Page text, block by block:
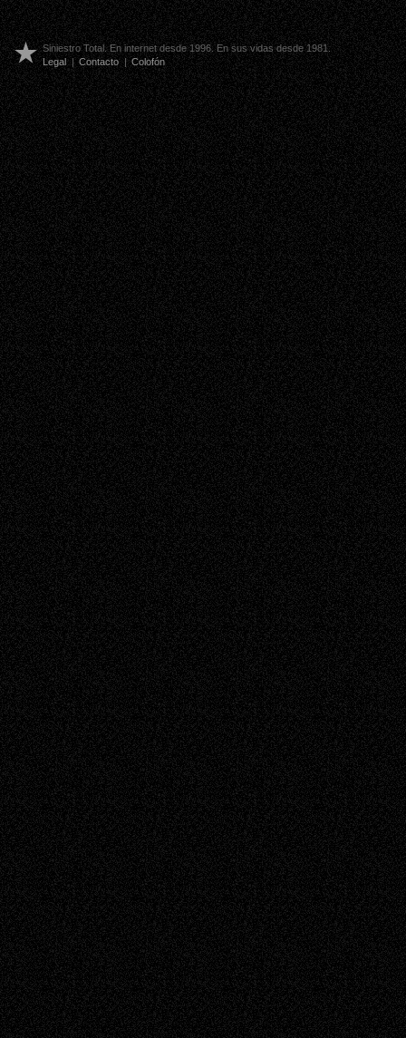
Siniestro Total. En internet desde 1996. En sus vidas desde 1981.
Legal | Contacto | Colofón